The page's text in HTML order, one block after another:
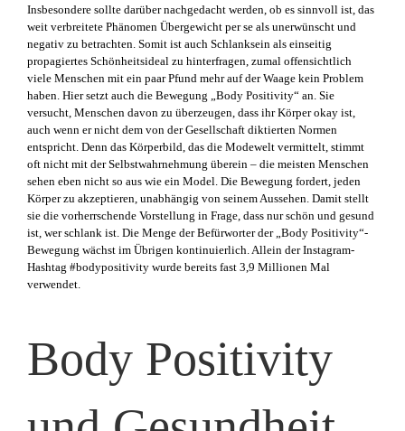
Insbesondere sollte darüber nachgedacht werden, ob es sinnvoll ist, das
weit verbreitete Phänomen Übergewicht per se als unerwünscht und
negativ zu betrachten. Somit ist auch Schlanksein als einseitig
propagiertes Schönheitsideal zu hinterfragen, zumal offensichtlich
viele Menschen mit ein paar Pfund mehr auf der Waage kein Problem
haben. Hier setzt auch die Bewegung „Body Positivity“ an. Sie
versucht, Menschen davon zu überzeugen, dass ihr Körper okay ist,
auch wenn er nicht dem von der Gesellschaft diktierten Normen
entspricht. Denn das Körperbild, das die Modewelt vermittelt, stimmt
oft nicht mit der Selbstwahrnehmung überein – die meisten Menschen
sehen eben nicht so aus wie ein Model. Die Bewegung fordert, jeden
Körper zu akzeptieren, unabhängig von seinem Aussehen. Damit stellt
sie die vorherrschende Vorstellung in Frage, dass nur schön und gesund
ist, wer schlank ist. Die Menge der Befürworter der „Body Positivity“-
Bewegung wächst im Übrigen kontinuierlich. Allein der Instagram-
Hashtag #bodypositivity wurde bereits fast 3,9 Millionen Mal
verwendet.
Body Positivity